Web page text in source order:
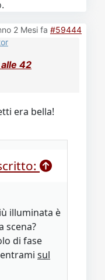
2 Mesi fa #59444
42
era bella!
illuminata è
scena?
di fase
sul